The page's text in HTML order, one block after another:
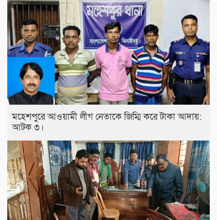
মহেশপুরে আওয়ামী লীগ নেতাকে জিম্মি করে টাকা আদায়:
আটক ৩।